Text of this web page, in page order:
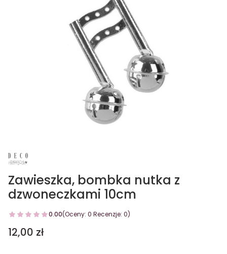
Zawieszka, bombka nutka z
dzwoneczkami 10cm
0.00(Oceny: 0 Recenzje: 0)
Cena
12,00 zł